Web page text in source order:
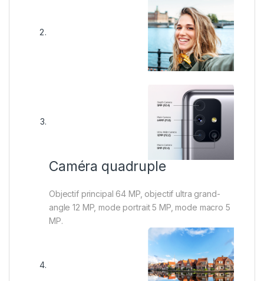
Caméra quadruple
Objectif principal 64 MP, objectif ultra grand-
angle 12 MP, mode portrait 5 MP, mode macro 5
MP.